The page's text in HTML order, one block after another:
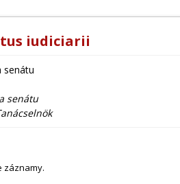
iudiciarii
senátu
senátu
záznamy.